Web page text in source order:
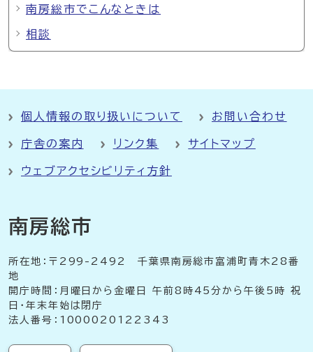
南房総市でこんなときは
相談
個人情報の取り扱いについて お問い合わせ
庁舎の案内 リンク集 サイトマップ
ウェブアクセシビリティ方針
南房総市
所在地：〒299-2492 千葉県南房総市富浦町青木28番
地
開庁時間：月曜日から金曜日 午前8時45分から午後5時 祝
日・年末年始は閉庁
法人番号：1000020122343